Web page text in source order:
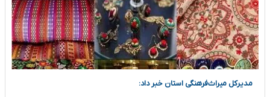
مدیرکل میراث‌فرهنگی استان خبر داد: